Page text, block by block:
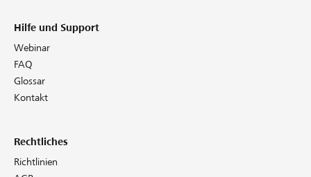
Hilfe und Support
Webinar
FAQ
Glossar
Kontakt
Rechtliches
Richtlinien